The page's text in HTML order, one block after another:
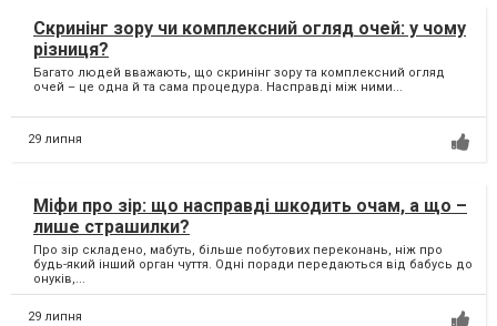
Скринінг зору чи комплексний огляд очей: у чому
різниця?
Багато людей вважають, що скринінг зору та комплексний огляд
очей – це одна й та сама процедура. Насправді між ними...
29 липня
Міфи про зір: що насправді шкодить очам, а що –
лише страшилки?
Про зір складено, мабуть, більше побутових переконань, ніж про
будь-який інший орган чуття. Одні поради передаються від бабусь до
онуків,...
29 липня